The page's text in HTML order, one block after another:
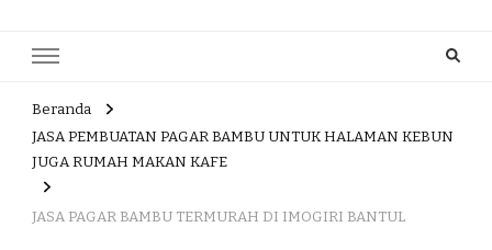
PAGAR BAMBU WULUNG
ATAU BAMBU HITAM
Beranda
JASA PEMBUATAN PAGAR BAMBU UNTUK HALAMAN KEBUN
JUGA RUMAH MAKAN KAFE
JASA PAGAR BAMBU TERMURAH DI IMOGIRI BANTUL